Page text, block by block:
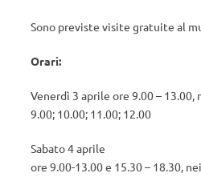
Sono previste visite gratuite al
Orari:
Venerdì 3 aprile ore 9.00 –
9.00; 10.00; 11.00; 12.00
Sabato 4 aprile
ore 9.00-13.00 e 15.30 – 18.30,